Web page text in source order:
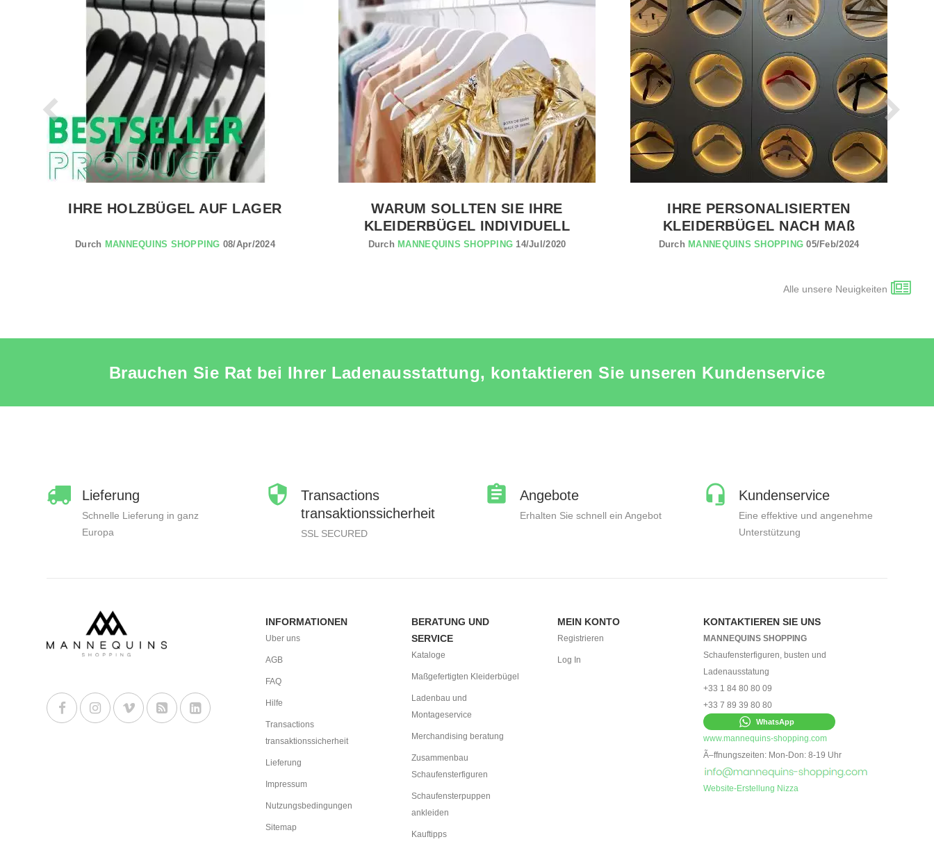
IHRE HOLZBÜGEL AUF LAGER
Durch MANNEQUINS SHOPPING 08/Apr/2024
WARUM SOLLTEN SIE IHRE
KLEIDERBÜGEL INDIVIDUELL
Durch MANNEQUINS SHOPPING 14/Jul/2020
IHRE PERSONALISIERTEN
KLEIDERBÜGEL NACH MAß
Durch MANNEQUINS SHOPPING 05/Feb/2024
Alle unsere Neuigkeiten
Brauchen Sie Rat bei Ihrer Ladenausstattung, kontaktieren Sie unseren Kundenservice
Lieferung
Schnelle Lieferung in ganz
Europa
Transactions
transaktionssicherheit
SSL SECURED
Angebote
Erhalten Sie schnell ein Angebot
Kundenservice
Eine effektive und angenehme
Unterstützung
INFORMATIONEN
Uber uns
AGB
FAQ
Hilfe
Transactions
transaktionssicherheit
Lieferung
Impressum
Nutzungsbedingungen
Sitemap
BERATUNG UND
SERVICE
Kataloge
Maßgefertigten Kleiderbügel
Ladenbau und
Montageservice
Merchandising beratung
Zusammenbau
Schaufensterfiguren
Schaufensterpuppen
ankleiden
Kauftipps
MEIN KONTO
Registrieren
Log In
KONTAKTIEREN SIE UNS
MANNEQUINS SHOPPING
Schaufensterfiguren, busten und
Ladenausstatung
+33 1 84 80 80 09
+33 7 89 39 80 80
WhatsApp
www.mannequins-shopping.com
Ã–ffnungszeiten: Mon-Don: 8-19 Uhr
Website-Erstellung Nizza